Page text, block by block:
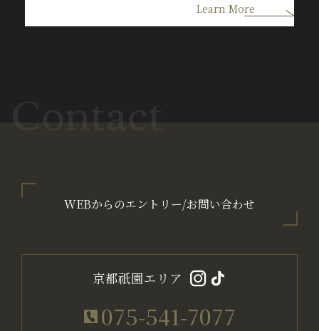
Learn More
Contact
WEBからのエントリー/お問い合わせ
京都祇園エリア
075-541-7077